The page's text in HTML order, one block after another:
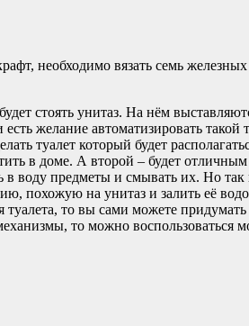
необходимо вязать семь
стоять унитаз. На нём
желание автоматизировать
туалет который будет
в доме. А второй – будет отличным
воду предметы и смывать их. Но
похожую на унитаз и залить её
то вы сами можете
то можно воспользоваться